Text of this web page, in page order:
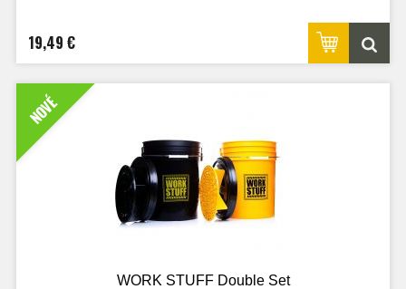
19,49 €
NOVÉ
WORK STUFF Double Set